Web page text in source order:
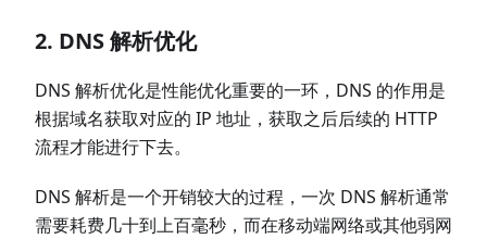
2. DNS 解析优化
DNS 解析优化是性能优化重要的一环，DNS 的作用是
根据域名获取对应的 IP 地址，获取之后后续的 HTTP
流程才能进行下去。
DNS 解析是一个开销较大的过程，一次 DNS 解析通常
需要耗费几十到上百毫秒，而在移动端网络或其他弱网